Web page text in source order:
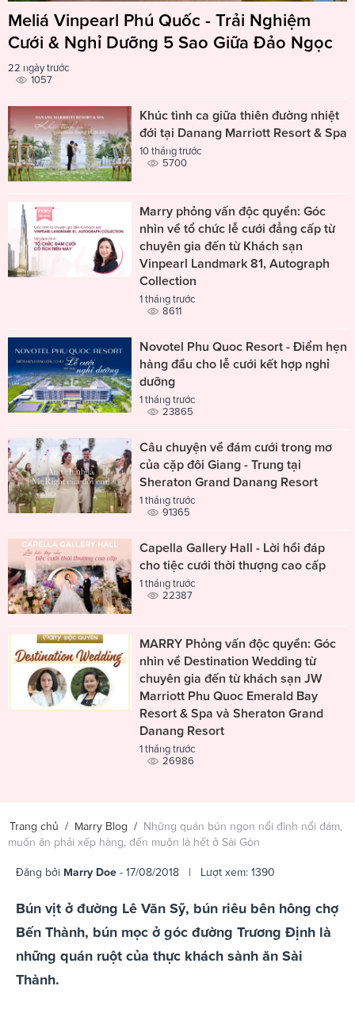
Meliá Vinpearl Phú Quốc - Trải Nghiệm
Cưới & Nghỉ Dưỡng 5 Sao Giữa Đảo Ngọc
22 ngày trước
1057
Khúc tình ca giữa thiên đường nhiệt
đới tại Danang Marriott Resort & Spa
10 tháng trước
5700
Marry phỏng vấn độc quyền: Góc
nhìn về tổ chức lễ cưới đẳng cấp từ
chuyên gia đến từ Khách sạn
Vinpearl Landmark 81, Autograph
Collection
1 tháng trước
8611
Novotel Phu Quoc Resort - Điểm hẹn
hàng đầu cho lễ cưới kết hợp nghỉ
dưỡng
1 tháng trước
23865
Câu chuyện về đám cưới trong mơ
của cặp đôi Giang - Trung tại
Sheraton Grand Danang Resort
1 tháng trước
91365
Capella Gallery Hall - Lời hồi đáp
cho tiệc cưới thời thượng cao cấp
1 tháng trước
22387
MARRY Phỏng vấn độc quyền: Góc
nhìn về Destination Wedding từ
chuyên gia đến từ khách sạn JW
Marriott Phu Quoc Emerald Bay
Resort & Spa và Sheraton Grand
Danang Resort
1 tháng trước
26986
Trang chủ / Marry Blog / Những quán bún ngon nổi đình nổi đám,
muốn ăn phải xếp hàng, đến muộn là hết ở Sài Gòn
Đăng bởi Marry Doe - 17/08/2018 | Lượt xem: 1390
Bún vịt ở đường Lê Văn Sỹ, bún riêu bên hông chợ
Bến Thành, bún mọc ở góc đường Trương Định là
những quán ruột của thực khách sành ăn Sài
Thành.